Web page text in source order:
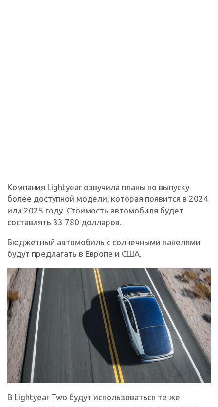
Компания Lightyear озвучила планы по выпуску
более доступной модели, которая появится в 2024
или 2025 году. Стоимость автомобиля будет
составлять 33 780 долларов.
Бюджетный автомобиль с солнечными панелями
будут предлагать в Европе и США.
В Lightyear Two будут использоваться те же